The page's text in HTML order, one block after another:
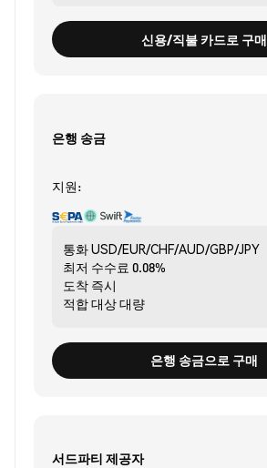
신용/직불 카드로 구매
은행 송금
지원:
통화USD/EUR/CHF/AUD/GBP/JPY
최저 수수료 0.08%
도착 즉시
적합 대상대량
은행 송금으로 구매
서드파티 제공자